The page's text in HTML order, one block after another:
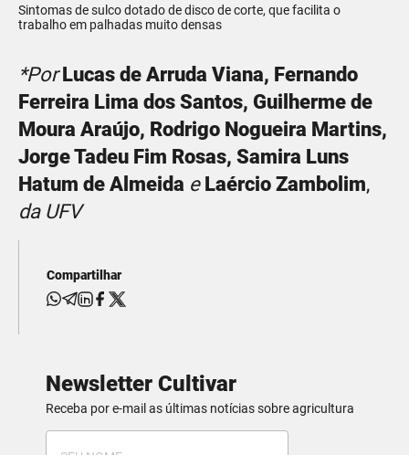
Sintomas de sulco dotado de disco de corte, que facilita o
trabalho em palhadas muito densas
*Por Lucas de Arruda Viana, Fernando
Ferreira Lima dos Santos, Guilherme de
Moura Araújo, Rodrigo Nogueira Martins,
Jorge Tadeu Fim Rosas, Samira Luns
Hatum de Almeida eLaércio Zambolim,
da UFV
Compartilhar
Newsletter Cultivar
Receba por e-mail as últimas notícias sobre agricultura